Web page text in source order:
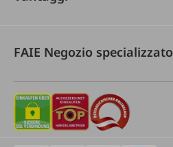
FAIE Negozio specializzato